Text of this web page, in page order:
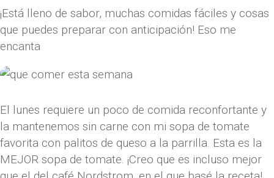
¡Está lleno de sabor, muchas comidas fáciles y cosas
que puedes preparar con anticipación! Eso me
encanta
El lunes requiere un poco de comida reconfortante y
la mantenemos sin carne con mi sopa de tomate
favorita con palitos de queso a la parrilla. Esta es la
MEJOR sopa de tomate. ¡Creo que es incluso mejor